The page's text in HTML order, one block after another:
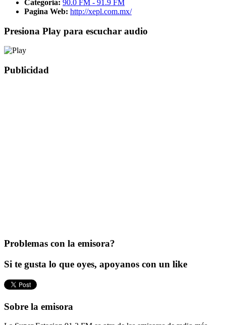
Categoria: 90.0 FM - 91.9 FM
Pagina Web: http://xepl.com.mx/
Presiona Play para escuchar audio
Publicidad
Problemas con la emisora?
Si te gusta lo que oyes, apoyanos con un like
Sobre la emisora